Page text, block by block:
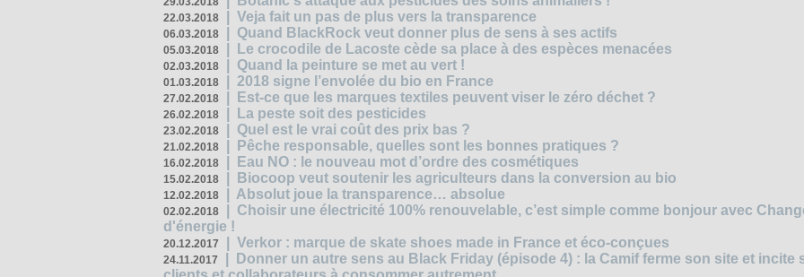
22.03.2018 Veja fait un pas de plus vers la transparence
06.03.2018 Quand BlackRock veut donner plus de sens à ses actifs
05.03.2018 Le crocodile de Lacoste cède sa place à des espèces menacées
02.03.2018 Quand la peinture se met au vert !
01.03.2018 2018 signe l’envolée du bio en France
27.02.2018 Est-ce que les marques textiles peuvent viser le zéro déchet ?
26.02.2018 La peste soit des pesticides
23.02.2018 Quel est le vrai coût des prix bas ?
21.02.2018 Pêche responsable, quelles sont les bonnes pratiques ?
16.02.2018 Eau NO : le nouveau mot d’ordre des cosmétiques
15.02.2018 Biocoop veut soutenir les agriculteurs dans la conversion au bio
12.02.2018 Absolut joue la transparence… absolue
02.02.2018
Choisir une électricité 100% renouvelable, c’est simple comme bonjour avec
d'énergie !
20.12.2017 Verkor : marque de skate shoes made in France et éco-conçues
24.11.2017
Donner un autre sens au Black Friday (épisode 4) : la Camif ferme son site et incite